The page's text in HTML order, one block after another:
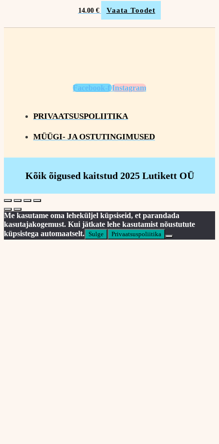
14.00 € Vaata Toodet
Facebook-f Instagram
PRIVAATSUSPOLIITIKA
MÜÜGI- JA OSTUTINGIMUSED
Kõik õigused kaitstud 2025 Lutikett OÜ
Me kasutame oma leheküljel küpsiseid, et parandada
kasutajakogemust. Kui jätkate lehe kasutamist nõustutute
küpsistega automaatselt. Sulge Privaatsuspoliitika